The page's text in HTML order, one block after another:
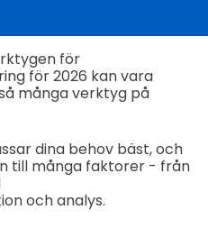
för
för 2026 kan vara
många verktyg på
dina behov bäst, och
till många faktorer - från
och analys.